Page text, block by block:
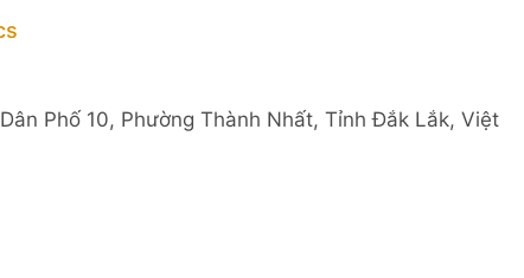
Phố 10, Phường Thành Nhất, Tỉnh Đắk Lắk, Việt